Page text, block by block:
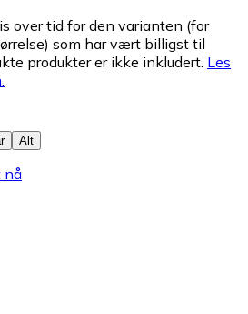
over tid for den varianten (for
som har vært billigst til
produkter er ikke inkludert. Les
Alt
nå